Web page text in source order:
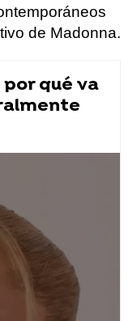
de Madonna.
qué va